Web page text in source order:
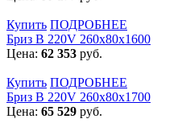
Купить ПОДРОБНЕЕ
Бриз В 220V 260x80x1600
Цена: 62 353 руб.
Купить ПОДРОБНЕЕ
Бриз В 220V 260x80x1700
Цена: 65 529 руб.